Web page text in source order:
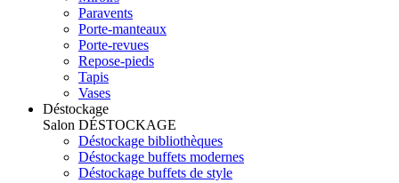
Paravents
Porte-manteaux
Porte-revues
Repose-pieds
Tapis
Vases
Déstockage
Salon DÉSTOCKAGE
Déstockage bibliothèques
Déstockage buffets modernes
Déstockage buffets de style